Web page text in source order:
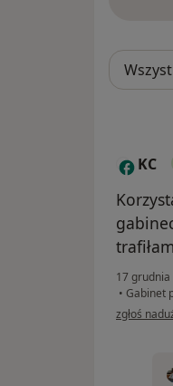
K KC
17
• Gabinet
w opinii
zgłoś